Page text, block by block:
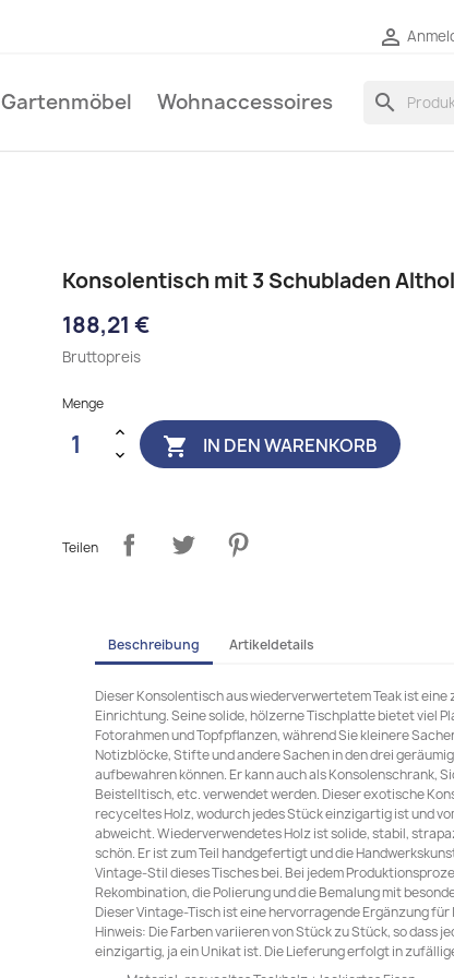

Gartenmöbel Wohnaccessoires search
Konsolentisch mit 3 Schubladen
188,21 €
Bruttopreis
Menge
 IN DEN WARENKORB
Teilen
Beschreibung Artikeldetails
Dieser Konsolentisch aus wiederverwertetem Teak ist
Einrichtung. Seine solide, hölzerne Tischplatte bietet viel
Fotorahmen und Topfpflanzen, während Sie kleinere
Notizblöcke, Stifte und andere Sachen in den drei
aufbewahren können. Er kann auch als Konsolenschrank,
Beistelltisch, etc. verwendet werden. Dieser exotische
recyceltes Holz, wodurch jedes Stück einzigartig ist und
abweicht. Wiederverwendetes Holz ist solide, stabil,
schön. Er ist zum Teil handgefertigt und die
Vintage-Stil dieses Tisches bei. Bei jedem
Rekombination, die Polierung und die Bemalung mit
Dieser Vintage-Tisch ist eine hervorragende Ergänzung
Hinweis: Die Farben variieren von Stück zu Stück, so dass
einzigartig, ja ein Unikat ist. Die Lieferung erfolgt in